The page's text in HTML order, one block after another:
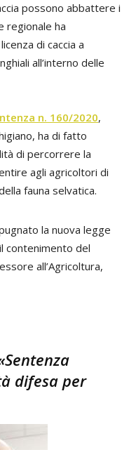
possono abbattere i
regionale ha
di caccia a
all’interno delle
n. 160/2020,
ha di fatto
di percorrere la
agli agricoltori di
fauna selvatica.
la nuova legge
contenimento del
all’Agricoltura,
difesa per